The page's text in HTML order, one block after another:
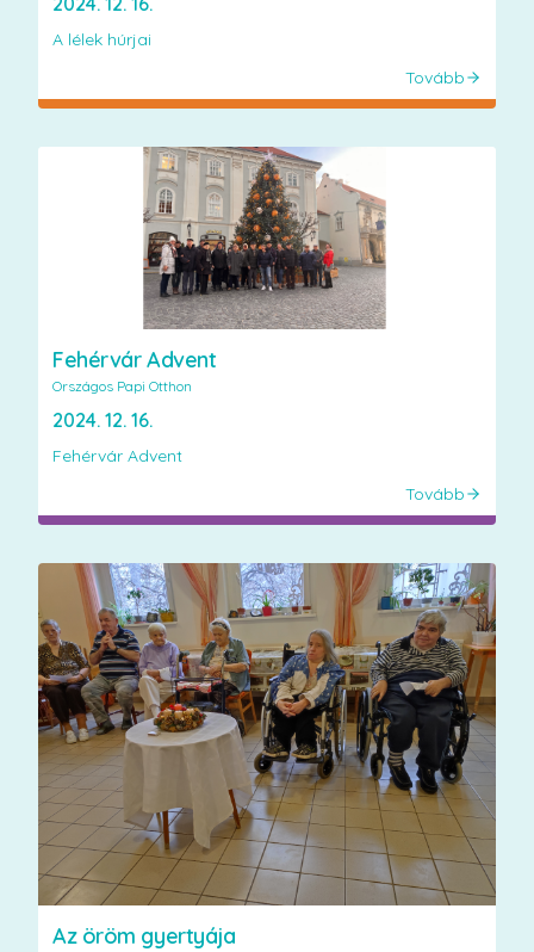
A lélek húrjai
Tovább
Fehérvár Advent
Országos Papi Otthon
2024. 12. 16.
Fehérvár Advent
Tovább
Az öröm gyertyája